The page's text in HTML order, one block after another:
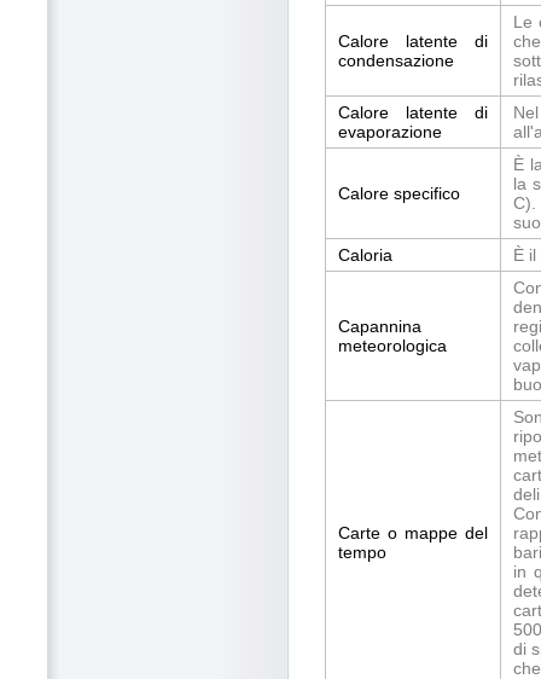
Calore latente di
condensazione
Le
Calore latente di
evaporazione
Calore specifico
È
la
C).
Caloria
È
Capannina
meteorologica
Carte o mappe del
tempo
in
di